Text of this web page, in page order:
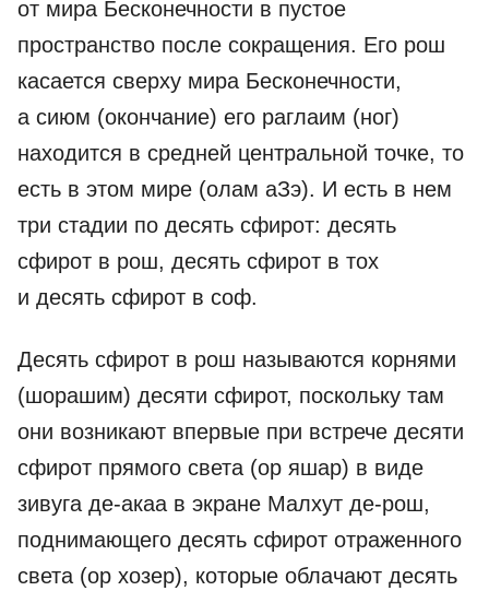
от мира Бесконечности в пустое
пространство после сокращения. Его рош
касается сверху мира Бесконечности,
а сиюм (окончание) его раглаим (ног)
находится в средней центральной точке, то
есть в этом мире (олам аЗэ). И есть в нем
три стадии по десять сфирот: десять
сфирот в рош, десять сфирот в тох
и десять сфирот в соф.
Десять сфирот в рош называются корнями
(шорашим) десяти сфирот, поскольку там
они возникают впервые при встрече десяти
сфирот прямого света (ор яшар) в виде
зивуга де-акаа в экране Малхут де-рош,
поднимающего десять сфирот отраженного
света (ор хозер), которые облачают десять